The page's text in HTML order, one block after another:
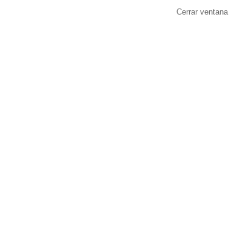
Cerrar ventana